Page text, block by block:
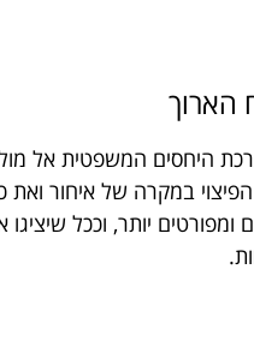
הארוך
היחסים המשפטית אל
במקרה של איחור
יותר, וככל